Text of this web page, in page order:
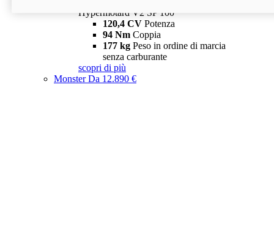
Hypermotard V2 SP 100
120,4 CV Potenza
94 Nm Coppia
177 kg Peso in ordine di marcia
senza carburante
scopri di più
MonsterDa 12.890 €